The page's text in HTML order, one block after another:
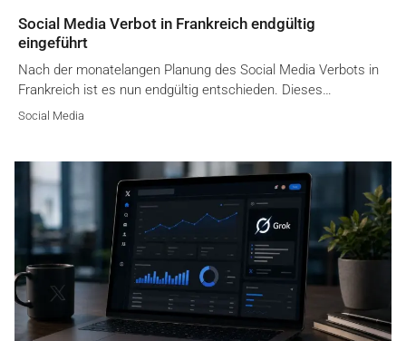
Social Media Verbot in Frankreich endgültig
eingeführt
Nach der monatelangen Planung des Social Media Verbots in
Frankreich ist es nun endgültig entschieden. Dieses…
Social Media